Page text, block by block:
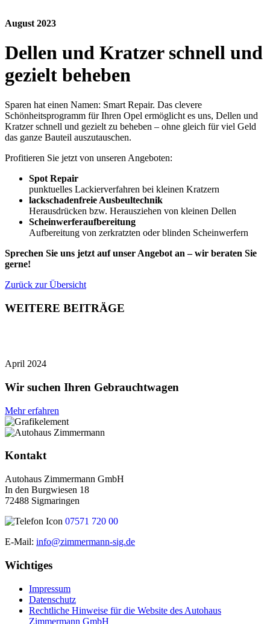
August 2023
Dellen und Kratzer schnell und
gezielt beheben
Sparen hat einen Namen: Smart Repair. Das clevere
Schönheitsprogramm für Ihren Opel ermöglicht es uns, Dellen und
Kratzer schnell und gezielt zu beheben – ohne gleich für viel Geld
das ganze Bauteil auszutauschen.
Profitieren Sie jetzt von unseren Angeboten:
Spot Repair
punktuelles Lackierverfahren bei kleinen Kratzern
lackschadenfreie Ausbeultechnik
Herausdrücken bzw. Herausziehen von kleinen Dellen
Scheinwerferaufbereitung
Aufbereitung von zerkratzten oder blinden Scheinwerfern
Sprechen Sie uns jetzt auf unser Angebot an – wir beraten Sie
gerne!
Zurück zur Übersicht
WEITERE BEITRÄGE
April 2024
Wir suchen Ihren Gebrauchtwagen
Mehr erfahren
Kontakt
Autohaus Zimmermann GmbH
In den Burgwiesen 18
72488 Sigmaringen
07571 720 00
E-Mail: info@zimmermann-sig.de
Wichtiges
Impressum
Datenschutz
Rechtliche Hinweise für die Website des Autohaus
Zimmermann GmbH